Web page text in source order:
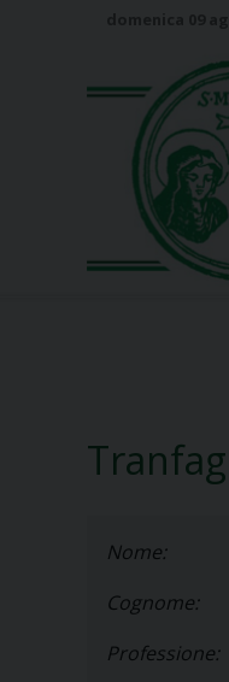
Nome:
Cognome:
Professione: